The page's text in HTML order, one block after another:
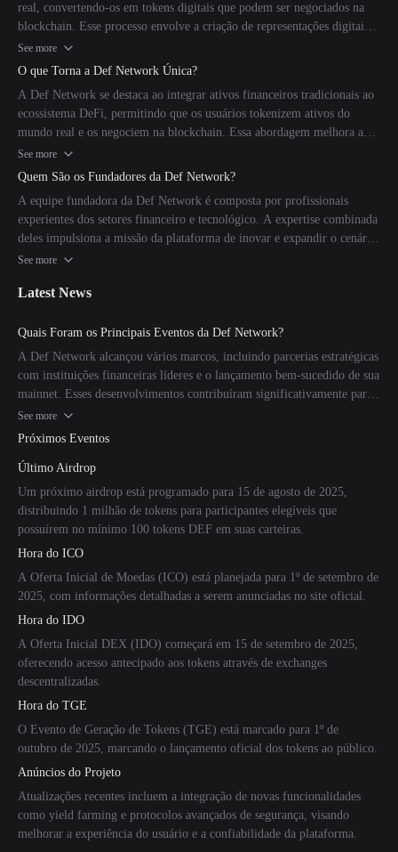
real, convertendo-os em tokens digitais que podem ser negociados na
blockchain. Esse processo envolve a criação de representações digitais
de ativos físicos, que são então disponibilizadas para negociação dentro
do ecossistema DeFi.
See more
O que Torna a Def Network Única?
A Def Network se destaca ao integrar ativos financeiros tradicionais ao
ecossistema DeFi, permitindo que os usuários tokenizem ativos do
mundo real e os negociem na blockchain. Essa abordagem melhora a
liquidez e abre novas oportunidades de investimento.
See more
Quem São os Fundadores da Def Network?
A equipe fundadora da Def Network é composta por profissionais
experientes dos setores financeiro e tecnológico. A expertise combinada
deles impulsiona a missão da plataforma de inovar e expandir o cenário
DeFi.
See more
Latest News
Quais Foram os Principais Eventos da Def Network?
A Def Network alcançou vários marcos, incluindo parcerias estratégicas
com instituições financeiras líderes e o lançamento bem-sucedido de sua
mainnet. Esses desenvolvimentos contribuíram significativamente para
o crescimento e adoção da plataforma.
See more
Próximos Eventos
Último Airdrop
Um próximo airdrop está programado para 15 de agosto de 2025,
distribuindo 1 milhão de tokens para participantes elegíveis que
possuírem no mínimo 100 tokens DEF em suas carteiras.
Hora do ICO
A Oferta Inicial de Moedas (ICO) está planejada para 1º de setembro de
2025, com informações detalhadas a serem anunciadas no site oficial.
Hora do IDO
A Oferta Inicial DEX (IDO) começará em 15 de setembro de 2025,
oferecendo acesso antecipado aos tokens através de exchanges
descentralizadas.
Hora do TGE
O Evento de Geração de Tokens (TGE) está marcado para 1º de
outubro de 2025, marcando o lançamento oficial dos tokens ao público.
Anúncios do Projeto
Atualizações recentes incluem a integração de novas funcionalidades
como yield farming e protocolos avançados de segurança, visando
melhorar a experiência do usuário e a confiabilidade da plataforma.